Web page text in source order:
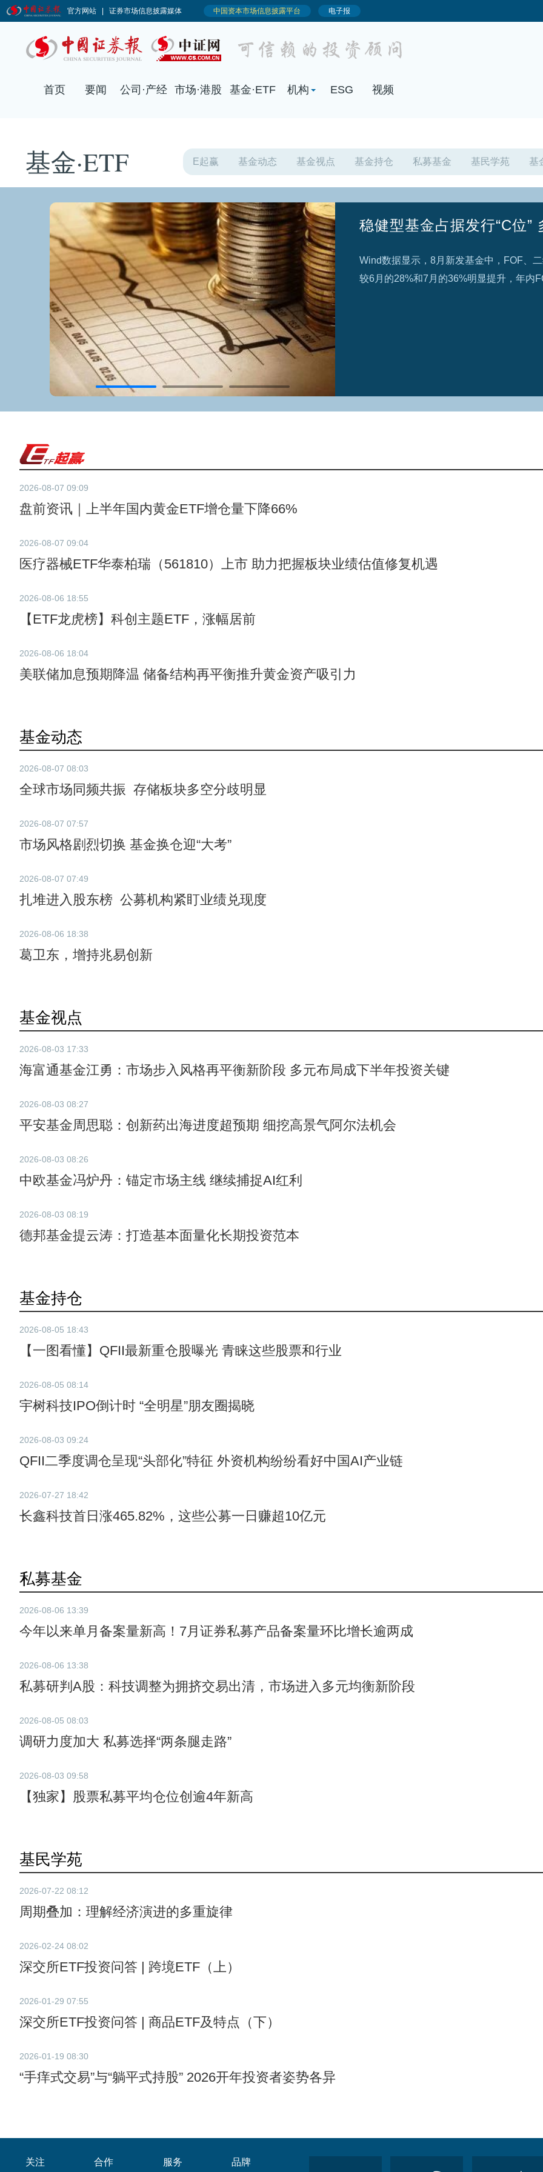
基金·ETF E起赢 基金动态 基金视点 基金持仓 私募基金 基民学苑 基
“顺势向下”还是“迎难而上
近期，MLCC龙头三环集团、存储芯片龙
份事项披露了最新的前十大股东，多位知
2026-08-07 09:09
盘前资讯｜上半年国内黄金ETF增仓量下降66%
2026-08-07 09:04
医疗器械ETF华泰柏瑞（561810）上市 助力把握板块业绩估值修复机遇
2026-08-06 18:55
【ETF龙虎榜】科创主题ETF，涨幅居前
2026-08-06 18:04
美联储加息预期降温 储备结构再平衡推升黄金资产吸引力
基金动态
2026-08-07 08:03
全球市场同频共振 存储板块多空分歧明显
2026-08-07 07:57
市场风格剧烈切换 基金换仓迎“大考”
2026-08-07 07:49
扎堆进入股东榜 公募机构紧盯业绩兑现度
2026-08-06 18:38
葛卫东，增持兆易创新
基金视点
2026-08-03 17:33
海富通基金江勇：市场步入风格再平衡新阶段 多元布局成下半年投资关键
2026-08-03 08:27
平安基金周思聪：创新药出海进度超预期 细挖高景气阿尔法机会
2026-08-03 08:26
中欧基金冯炉丹：锚定市场主线 继续捕捉AI红利
2026-08-03 08:19
德邦基金提云涛：打造基本面量化长期投资范本
基金持仓
2026-08-05 18:43
【一图看懂】QFII最新重仓股曝光 青睐这些股票和行业
2026-08-05 08:14
宇树科技IPO倒计时 “全明星”朋友圈揭晓
2026-08-03 09:24
QFII二季度调仓呈现“头部化”特征 外资机构纷纷看好中国AI产业链
2026-07-27 18:42
长鑫科技首日涨465.82%，这些公募一日赚超10亿元
私募基金
2026-08-06 13:39
今年以来单月备案量新高！7月证券私募产品备案量环比增长逾两成
2026-08-06 13:38
私募研判A股：科技调整为拥挤交易出清，市场进入多元均衡新阶段
2026-08-05 08:03
调研力度加大 私募选择“两条腿走路”
2026-08-03 09:58
【独家】股票私募平均仓位创逾4年新高
基民学苑
2026-07-22 08:12
周期叠加：理解经济演进的多重旋律
2026-02-24 08:02
深交所ETF投资问答 | 跨境ETF（上）
2026-01-29 07:55
深交所ETF投资问答 | 商品ETF及特点（下）
2026-01-19 08:30
“手痒式交易”与“躺平式持股” 2026开年投资者姿势各异